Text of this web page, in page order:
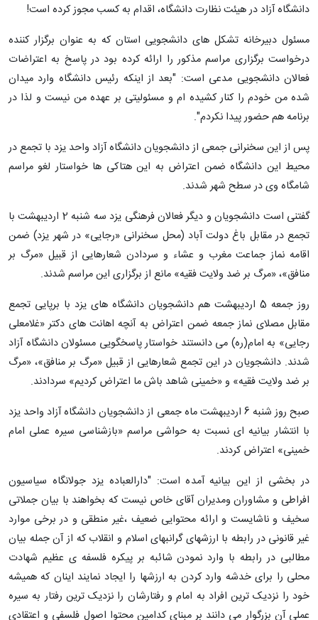
دانشگاه آزاد در هیئت نظارت دانشگاه، اقدام به کسب مجوز کرده است!
مسئول دبیرخانه تشکل های دانشجویی استان که به عنوان برگزار کننده
درخواست برگزاری مراسم مذکور را ارائه کرده بود در پاسخ به اعتراضات
فعالان دانشجویی مدعی است: "بعد از اینکه رئیس دانشگاه وارد میدان
شده من خودم را کنار کشیده ام و مسئولیتی بر عهده من نیست و لذا در
برنامه هم حضور پیدا نکردم".
پس از این سخنرانی جمعی از دانشجویان دانشگاه آزاد واحد یزد با تجمع در
محیط این دانشگاه ضمن اعتراض به این هتاکی ها خواستار لغو مراسم
شامگاه وی در سطح شهر شدند.
گفتنی است دانشجویان و دیگر فعالان فرهنگی یزد سه شنبه 2 اردیبهشت با
تجمع در مقابل باغ دولت آباد (محل سخنرانی «رجایی» در شهر یزد) ضمن
اقامه نماز جماعت مغرب و عشاء و سردادن شعارهایی از قبیل «مرگ بر
منافق»، «مرگ بر ضد ولایت فقیه» مانع از برگزاری این مراسم شدند.
روز جمعه 5 اردیبهشت هم دانشجویان دانشگاه های یزد با برپایی تجمع
مقابل مصلای نماز جمعه ضمن اعتراض به آنچه اهانت های دکتر «غلامعلی
رجایی» به امام(ره) می دانستند خواستار پاسخگویی مسئولان دانشگاه آزاد
شدند. دانشجویان در این تجمع شعارهایی از قبیل «مرگ بر منافق»، «مرگ
بر ضد ولایت فقیه» و «خمینی شاهد باش ما اعتراض کردیم» سردادند.
صبح روز شنبه 6 اردیبهشت ماه جمعی از دانشجویان دانشگاه آزاد واحد یزد
با انتشار بیانیه ای نسبت به حواشی مراسم «بازشناسی سیره عملی امام
خمینی» اعتراض کردند.
در بخشی از این بیانیه آمده است: "دارالعباده یزد جولانگاه سیاسیون
افراطی و مشاوران ومدیران آقای خاص نیست که بخواهند با بیان جملاتی
سخیف و ناشایست و ارائه محتوایی ضعیف ،غیر منطقی و در برخی موارد
غیر قانونی در رابطه با ارزشهای گرانبهای اسلام و انقلاب که از آن جمله بیان
مطالبی در رابطه با وارد نمودن شائبه بر پیکره فلسفه ی عظیم شهادت
محلی را برای خدشه وارد کردن به ارزشها را ایجاد نمایند اینان که همیشه
خود را نزدیک ترین افراد به امام و رفتارشان را نزدیک ترین رفتار به سیره
عملی آن بزرگوار می دانند بر مبنای کدامین محتوا اصول فلسفی و اعتقادی